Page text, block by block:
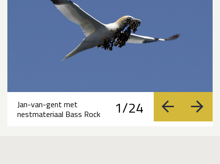
1/24 vorige
Jan-van-gent met
nestmateriaal Bass Rock